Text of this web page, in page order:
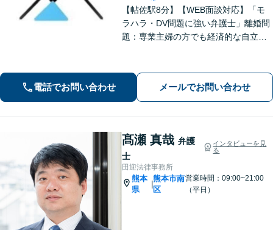
【帖佐駅8分】【WEB面談対応】「モ
ラハラ・DV問題に強い弁護士」離婚問
題：専業主婦の方でも経済的な自立に
の返済に追われる自転車操業状態の方
もご相談ください」【休日・夜間相談
可】
電話でお問い合わせ メールでお問い合わせ
髙瀬 真哉 弁護
士
インタビューを見
る
田迎法律事務所
熊本
県
熊本市南
区
営業時間：09:00~21:00
（平日）